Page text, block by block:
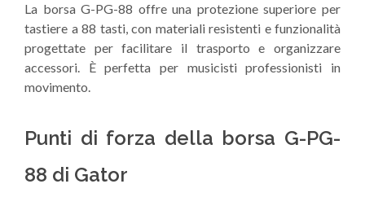
La borsa G-PG-88 offre una protezione superiore per
tastiere a 88 tasti, con materiali resistenti e funzionalità
progettate per facilitare il trasporto e organizzare
accessori. È perfetta per musicisti professionisti in
movimento.
Punti di forza della borsa G-PG-
88 di Gator